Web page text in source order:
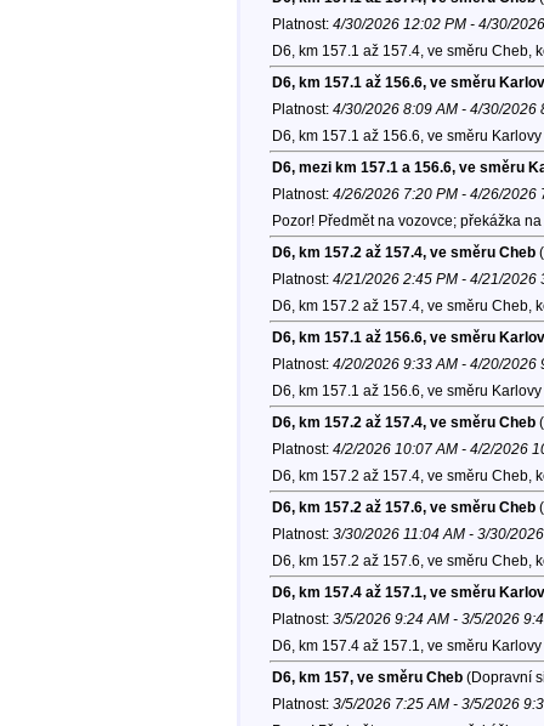
Platnost: 4/30/2026 12:02 PM - 4/30/
D6, km 157.1 až 157.4, ve směru Cheb,
D6, km 157.1 až 156.6, ve směru
Platnost: 4/30/2026 8:09 AM - 4/30/2026
D6, km 157.1 až 156.6, ve směru
D6, mezi km 157.1 a 156.6, ve směru
Platnost: 4/26/2026 7:20 PM - 4/26/2026
Pozor! Předmět na vozovce; překážka
D6, km 157.2 až 157.4, ve směru Cheb
Platnost: 4/21/2026 2:45 PM - 4/21/2026
D6, km 157.2 až 157.4, ve směru Cheb,
D6, km 157.1 až 156.6, ve směru
Platnost: 4/20/2026 9:33 AM - 4/20/2026
D6, km 157.1 až 156.6, ve směru
D6, km 157.2 až 157.4, ve směru Cheb
Platnost: 4/2/2026 10:07 AM - 4/2/2026
D6, km 157.2 až 157.4, ve směru Cheb,
D6, km 157.2 až 157.6, ve směru Cheb
Platnost: 3/30/2026 11:04 AM - 3/30/
D6, km 157.2 až 157.6, ve směru Cheb,
D6, km 157.4 až 157.1, ve směru
Platnost: 3/5/2026 9:24 AM - 3/5/2026
D6, km 157.4 až 157.1, ve směru
D6, km 157, ve směru Cheb(Dopravní
Platnost: 3/5/2026 7:25 AM - 3/5/2026